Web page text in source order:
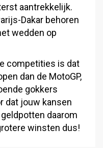
aantrekkelijk.
Dakar behoren
wedden op
competities is dat
dan de MotoGP,
gokkers
dat jouw kansen
daarom
winsten dus!